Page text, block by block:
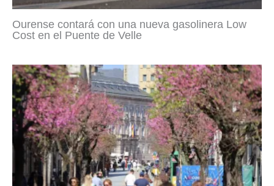
Ourense contará con una nueva gasolinera Low
Cost en el Puente de Velle